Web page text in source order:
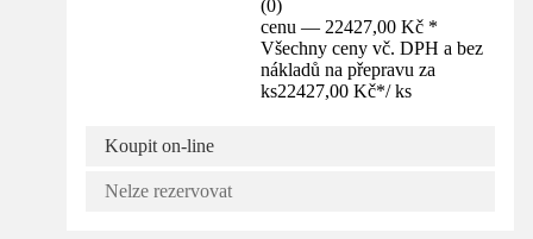
(0)
cenu — 22427,00 Kč *
Všechny ceny vč. DPH a bez
nákladů na přepravu za
ks22427,00 Kč*/ ks
Koupit on-line
Nelze rezervovat